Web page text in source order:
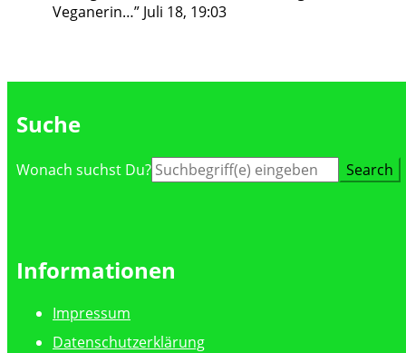
Veganerin…” Juli 18, 19:03
Suche
Suche
Wonach suchst Du?
Informationen
Impressum
Datenschutzerklärung